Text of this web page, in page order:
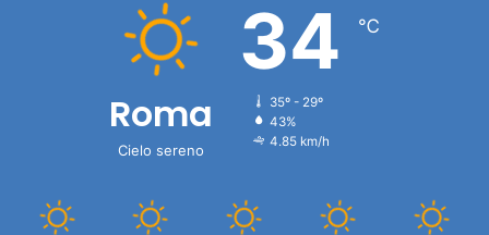
Roma
Cielo sereno
34 ℃
35º - 29º
43%
4.85 km/h